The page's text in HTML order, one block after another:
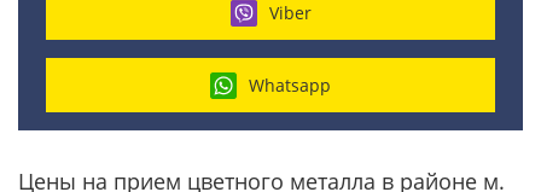
Viber
Whatsapp
Цены на прием цветного металла в районе м.